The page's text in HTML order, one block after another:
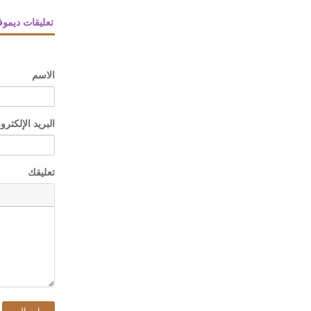
تعليقات
الاسم
البريد
تعليقك